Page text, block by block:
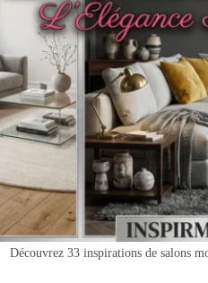
Découvrez 33 inspirations de salons